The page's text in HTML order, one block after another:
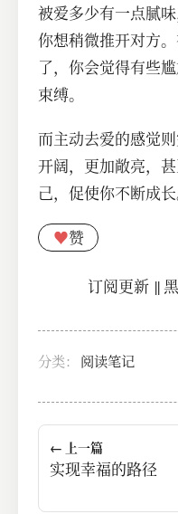
被爱多少有一点腻
你想稍微推开对方
了，你会觉得有些
束缚。
而主动去爱的感觉
开阔，更加敞亮，
己，促使你不断成长
♥赞
订阅更新||
分类： 阅读笔记
← 上一篇
实现幸福的路径